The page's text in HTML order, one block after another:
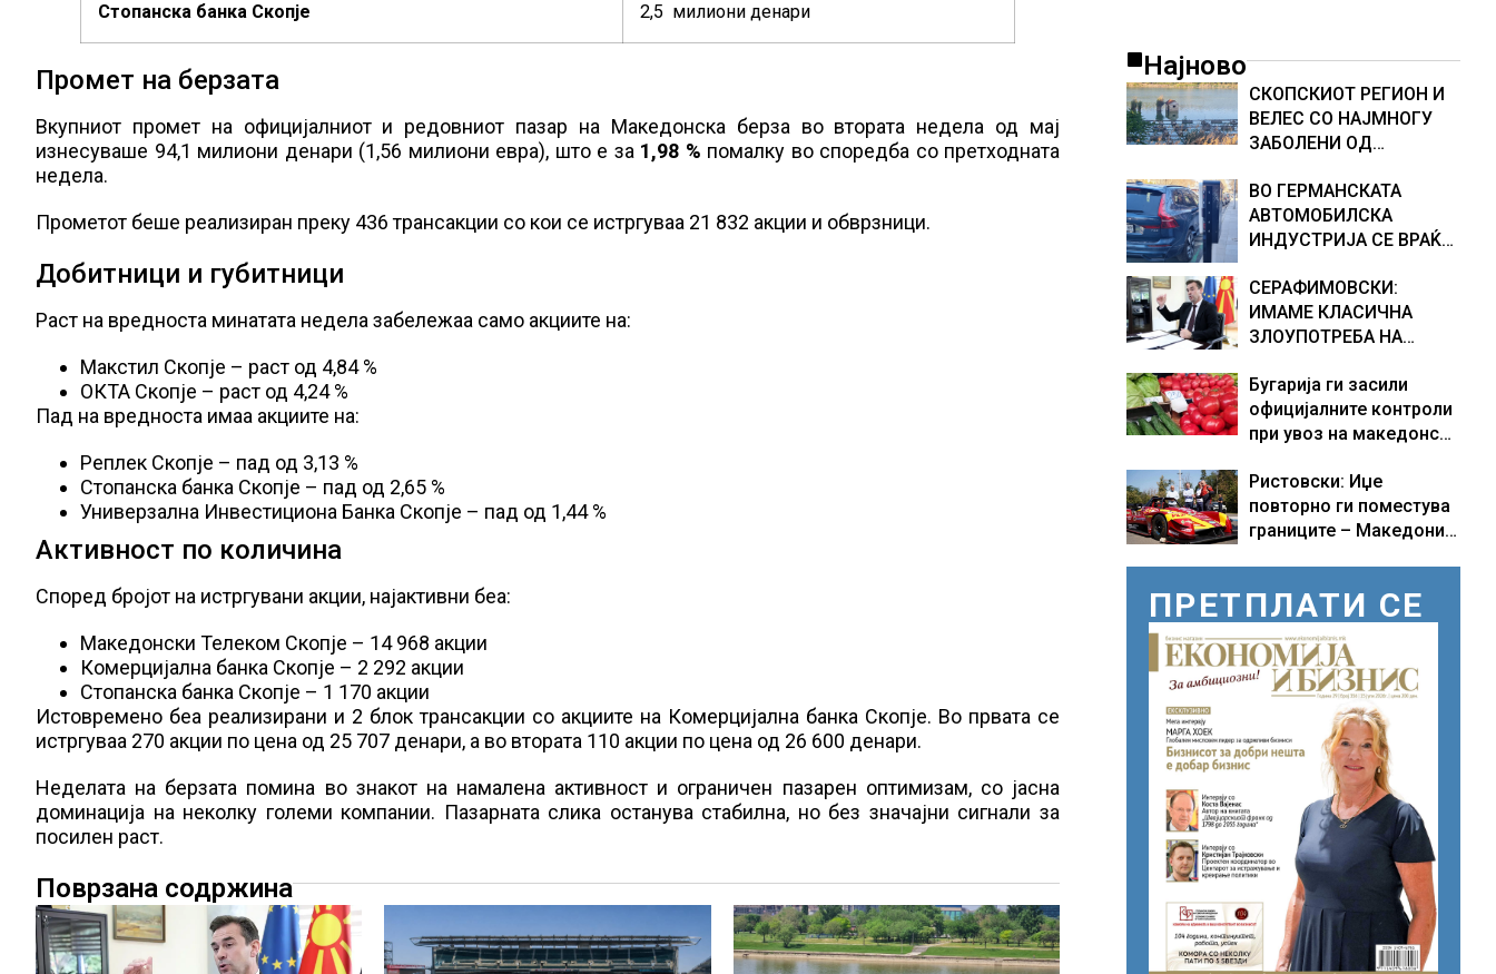
Стопанска банка Скопје 2,5 милиони денари
Промет на берзата
Вкупниот промет на официјалниот и редовниот пазар на Македонска берза во втората недела од мај
изнесуваше 94,1 милиони денари (1,56 милиони евра), што е за 1,98 % помалку во споредба со претходната
недела.
Прометот беше реализиран преку 436 трансакции со кои се истргуваа 21 832 акции и обврзници.
Добитници и губитници
Раст на вредноста минатата недела забележаа само акциите на:
Макстил Скопје – раст од 4,84 %
ОКТА Скопје – раст од 4,24 %
Пад на вредноста имаа акциите на:
Реплек Скопје – пад од 3,13 %
Стопанска банка Скопје – пад од 2,65 %
Универзална Инвестициона Банка Скопје – пад од 1,44 %
Активност по количина
Според бројот на истргувани акции, најактивни беа:
Македонски Телеком Скопје – 14 968 акции
Комерцијална банка Скопје – 2 292 акции
Стопанска банка Скопје – 1 170 акции
Истовремено беа реализирани и 2 блок трансакции со акциите на Комерцијална банка Скопје. Во првата се
истргуваа 270 акции по цена од 25 707 денари, а во втората 110 акции по цена од 26 600 денари.
Неделата на берзата помина во знакот на намалена активност и ограничен пазарен оптимизам, со јасна
доминација на неколку големи компании. Пазарната слика останува стабилна, но без значајни сигнали за
посилен раст.
Поврзана содржина
Најново
СКОПСКИОТ РЕГИОН И
ВЕЛЕС СО НАЈМНОГУ
ЗАБОЛЕНИ ОД
ТРЕСКА, објави
министерот за
здравство Сашо
ВО ГЕРМАНСКАТА
АВТОМОБИЛСКА
ИНДУСТРИЈА СЕ ВРАЌА
СЕРАФИМОВСКИ:
ИМАМЕ КЛАСИЧНА
ЗЛОУПОТРЕБА НА
ОТКУПОТ НА МЛЕКОТО
Бугарија ги засили
официјалните контроли
при увоз на македонско
пиперки, објави АХВ
Ристовски: Иџе
повторно ги поместува
границите – Македонија
ПРЕТПЛАТИ СЕ